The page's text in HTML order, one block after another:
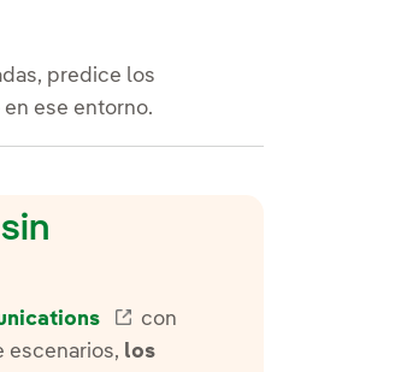
predice los
ese entorno.
Enlace externo, se abre
con
escenarios, los